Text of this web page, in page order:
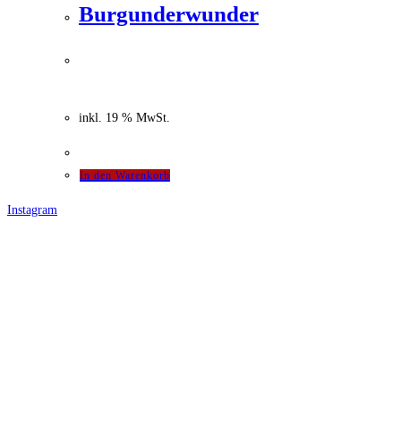
Burgunderwunder
inkl. 19 % MwSt.
In den Warenkorb
Instagram